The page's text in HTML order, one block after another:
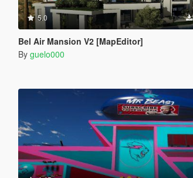
5.0
Bel Air Mansion V2 [MapEditor]
By guelo000